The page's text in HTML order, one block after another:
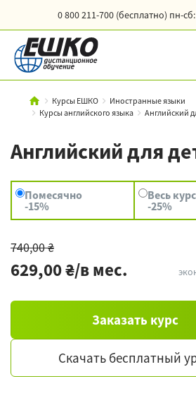
0 800 211-700 (бесплатно) пн-
Курсы ЕШКО
Иностранные языки
Курсы английского языка
Английский
Английский для
Помесячно
-15%
Весь курс
-25%
740,00 ₴
629,00 ₴/в мес.
Заказать курс
Скачать бесплатный